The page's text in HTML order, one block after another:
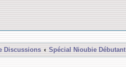
Discussions
Spécial Nioubie Débutant